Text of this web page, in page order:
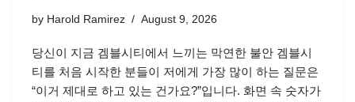
by Harold Ramirez August 9, 2026
당신이 지금 겜블시티에서 느끼는 막연한 불안 겜블시
티를 처음 시작한 분들이 저에게 가장 많이 하는 질문은
“이거 제대로 하고 있는 건가요?”입니다. 화면 속 숫자가